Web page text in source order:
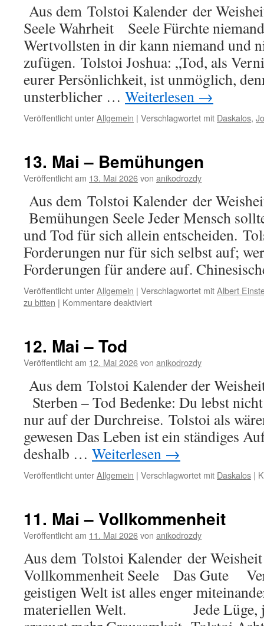
Aus dem Tolstoi Kalender der
Seele Wahrheit Seele Fürchte
Wertvollsten in dir kann niemand und
zufügen. Tolstoi Joshua: „Tod, als
eurer Persönlichkeit, ist unmöglich,
unsterblicher … Weiterlesen →
Veröffentlicht unterAllgemein | Verschlagwortet mit Daskalos,
13. Mai – Bemühungen
Veröffentlicht am 13. Mai 2026von anikodrozdy
Aus dem Tolstoi Kalender der
Bemühungen Seele Jeder Mensch
und Tod für sich allein entscheiden.
Forderungen nur für sich selbst auf;
Forderungen für andere auf.
Veröffentlicht unterAllgemein | Verschlagwortet mitAlbert
zu bitten | Kommentare deaktiviertfür
12. Mai – Tod
Veröffentlicht am 12. Mai 2026von anikodrozdy
Aus dem Tolstoi Kalender der
Sterben – Tod Bedenke: Du lebst
nur auf der Durchreise. Tolstoi als
gewesen Das Leben ist ein ständiges
deshalb … Weiterlesen →
Veröffentlicht unterAllgemein | Verschlagwortet mit Daskalos |
11. Mai – Vollkommenheit
Veröffentlicht am 11. Mai 2026von anikodrozdy
Aus dem Tolstoi Kalender der
Vollkommenheit Seele Das Gute
geistigen Welt ist alles enger
materiellen Welt. Jede Lüge,